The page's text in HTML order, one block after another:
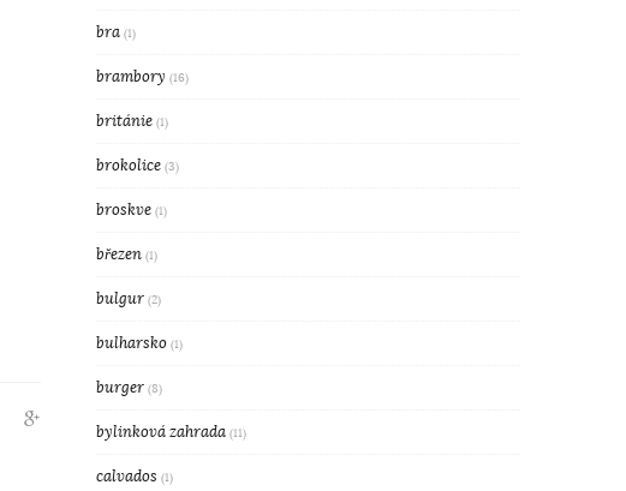
bra (1)
brambory (16)
británie (1)
brokolice (3)
broskve (1)
březen (1)
bulgur (2)
bulharsko (1)
burger (8)
bylinková zahrada (11)
calvados (1)